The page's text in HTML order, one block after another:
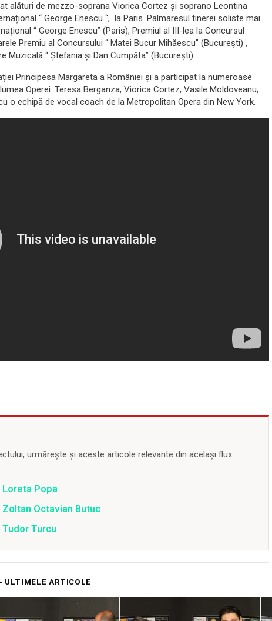
alături de mezzo-soprana Viorica Cortez și soprano Leontina
“ George Enescu “, la Paris. Palmaresul tinerei soliste mai
“ George Enescu” (Paris), Premiul al III-lea la Concursul
Premiu al Concursului “ Matei Bucur Mihăescu” (București) ,
Muzicală “ Ștefania și Dan Cumpăta” (București).
Principesa Margareta a României și a participat la numeroase
Operei: Teresa Berganza, Viorica Cortez, Vasile Moldoveanu,
o echipă de vocal coach de la Metropolitan Opera din New York.
urmărește și aceste articole relevante din același flux
Loreta Popa
Octavian Butuc
Turcu
ULTIMELE ARTICOLE